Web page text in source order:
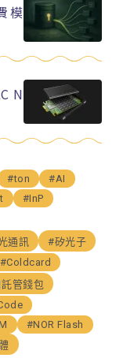
模
N
#ton
#AI
#InP
通訊
#矽光子
#Coldcard
管錢包
#NOR Flash